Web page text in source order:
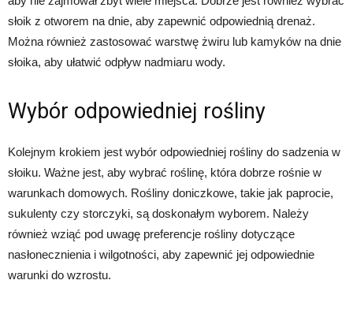
słoik z otworem na dnie, aby zapewnić odpowiednią drenaż.
Można również zastosować warstwę żwiru lub kamyków na dnie
słoika, aby ułatwić odpływ nadmiaru wody.
Wybór odpowiedniej rośliny
Kolejnym krokiem jest wybór odpowiedniej rośliny do sadzenia w
słoiku. Ważne jest, aby wybrać roślinę, która dobrze rośnie w
warunkach domowych. Rośliny doniczkowe, takie jak paprocie,
sukulenty czy storczyki, są doskonałym wyborem. Należy
również wziąć pod uwagę preferencje rośliny dotyczące
nasłonecznienia i wilgotności, aby zapewnić jej odpowiednie
warunki do wzrostu.